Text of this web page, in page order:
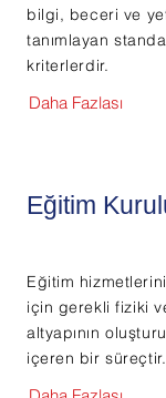
bilgi, beceri ve
tanımlayan
kriterlerdir.
Daha Fazlası
Eğitim
Eğitim
için gerekli fiziki
altyapının
içeren bir süreçtir.